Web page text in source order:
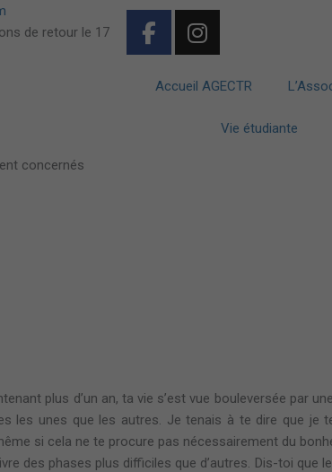
de retour le 17
F
a
e
I
n
t
Accueil AGECTR
Vie étudiante
concernés
plus d’un an, ta vie s’est vue bouleversée par
les unes que les autres. Je tenais à te dire que je
si cela ne te procure pas nécessairement du
des phases plus difficiles que d’autres. Dis-toi